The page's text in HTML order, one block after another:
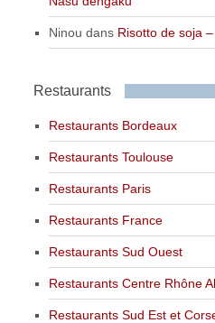
Ninou dans Risotto de soja
Restaurants
Restaurants Bordeaux
Restaurants Toulouse
Restaurants Paris
Restaurants France
Restaurants Sud Ouest
Restaurants Centre Rhône
Restaurants Sud Est et